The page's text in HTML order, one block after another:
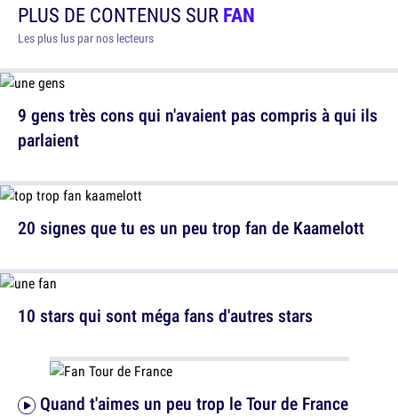
PLUS DE CONTENUS SURFAN
Les plus lus par nos lecteurs
9 gens très cons qui n'avaient pas compris à qui ils
parlaient
10 stars qui sont méga fans d'autres stars
20 signes que tu es un peu trop fan de Kaamelott
Quand t'aimes un peu trop le Tour de France